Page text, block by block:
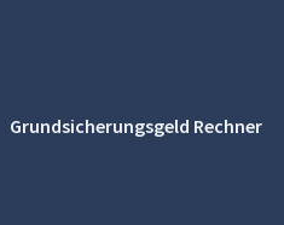
Grundsicherungsgeld Rechner